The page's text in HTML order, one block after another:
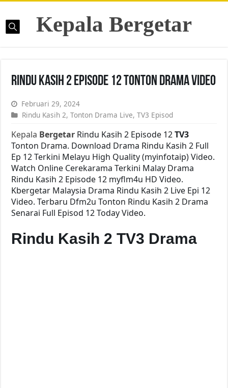
Kepala Bergetar
Rindu Kasih 2 Episode 12 Tonton Drama Video
Februari 29, 2024
Rindu Kasih 2,Tonton Drama Live,TV3 Episod
Kepala Bergetar Rindu Kasih 2 Episode 12TV3
Tonton Drama. Download Drama Rindu Kasih 2 Full
Ep 12 Terkini Melayu High Quality (myinfotaip) Video.
Watch Online Cerekarama Terkini Malay Drama
Rindu Kasih 2 Episode 12 myflm4u HD Video.
Kbergetar Malaysia Drama Rindu Kasih 2 Live Epi 12
Video. Terbaru Dfm2u Tonton Rindu Kasih 2 Drama
Senarai Full Episod 12 Today Video.
Rindu Kasih 2 TV3 Drama